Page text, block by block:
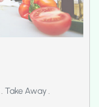
. Take Away.